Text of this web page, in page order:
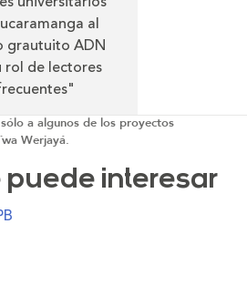
al
grautuito ADN
rol de lectores
a algunos de los proyectos
Werjayá.
puede interesar